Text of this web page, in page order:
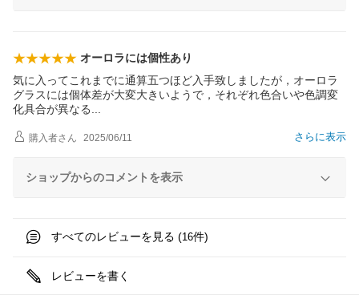
オーロラには個性あり
気に入ってこれまでに通算五つほど入手致しましたが，オーロラ
グラスには個体差が大変大きいようで，それぞれ色合いや色調変
化具合が異なる
さらに表示
購入者さん 2025/06/11
ショップからのコメントを表示
すべてのレビューを見る (16件)
レビューを書く